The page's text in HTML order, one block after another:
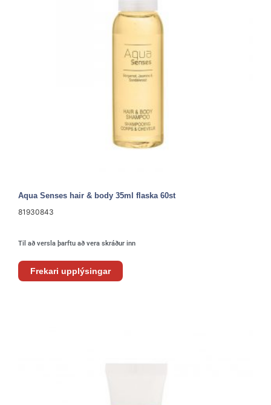
Aqua Senses hair & body 35ml flaska 60st
81930843
Til að versla þarftu að vera skráður inn
Frekari upplýsingar